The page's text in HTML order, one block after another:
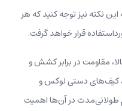
نکته نیز توجه کنید که هر
قرار خواهد گرفت.
مقاومت در برابر کشش و
کیف‌های دستی لوکس و
در آن‌ها اهمیت